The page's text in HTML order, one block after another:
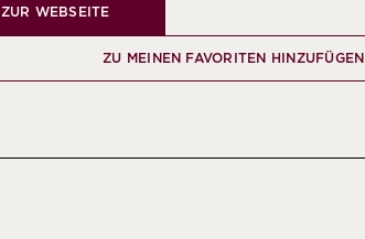
ZUR WEBSEITE
ZU MEINEN FAVORITEN HINZUFÜGEN